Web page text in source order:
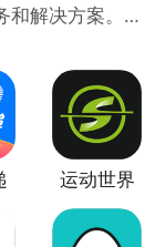
解决方案。
活类手机软
的需求。哪些
件合集中为大
类手机软件。
运动世界
校园app